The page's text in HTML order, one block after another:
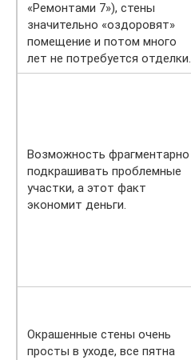
«Ремонтами 7»), стены
значительно «оздоровят»
помещение и потом много
лет не потребуется отделки.
Возможность фрагментарно
подкрашивать проблемные
участки, а этот факт
экономит деньги.
Окрашенные стены очень
просты в уходе, все пятна